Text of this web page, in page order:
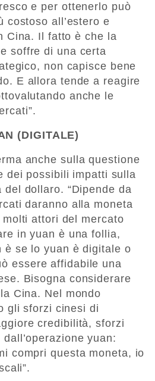
e per ottenerlo può
costoso all’estero e
Cina. Il fatto è che la
soffre di una certa
non capisce bene
E allora tende a reagire
anche le
(DIGITALE)
anche sulla questione
dei possibili impatti sulla
dollaro. “Dipende da
daranno alla moneta
attori del mercato
in yuan è una follia,
è se lo yuan è digitale o
essere affidabile una
Bisogna considerare
Cina. Nel mondo
gli sforzi cinesi di
credibilità, sforzi
yuan:
compri questa moneta, io